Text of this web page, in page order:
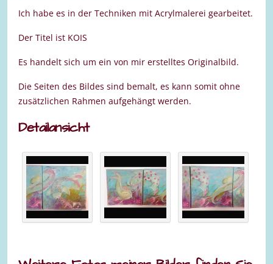
Ich habe es in der Techniken mit Acrylmalerei gearbeitet.
Der Titel ist KOIS
Es handelt sich um ein von mir erstelltes Originalbild.
Die Seiten des Bildes sind bemalt, es kann somit ohne
zusätzlichen Rahmen aufgehängt werden.
Detailansicht